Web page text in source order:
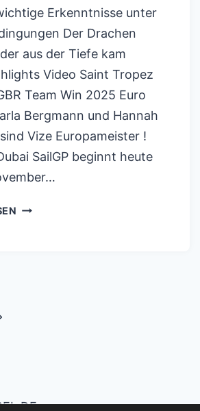
Erkenntnisse unter
Der Drachen
aus der Tiefe kam
Video Saint Tropez
Team Win 2025 Euro
Bergmann und Hannah
Vize Europameister !
SailGP beginnt heute
CLUBSWAN